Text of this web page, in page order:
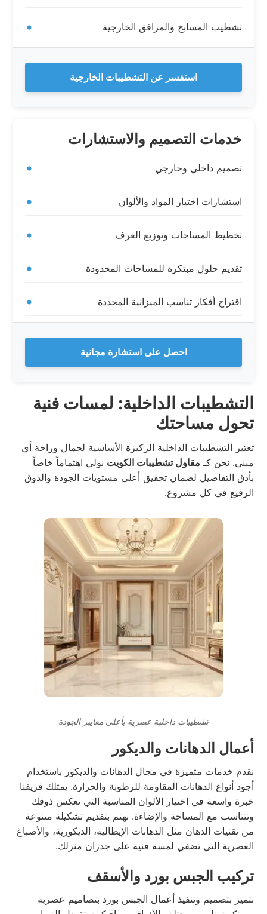
تشطيب المسابح والمرافق الخارجية
استفسر عن التشطيبات الخارجية
خدمات التصميم والاستشارات
تصميم داخلي وخارجي
استشارات اختيار المواد والألوان
تخطيط المساحات وتوزيع الغرف
تقديم حلول مبتكرة للمساحات المحدودة
اقتراح أفكار تناسب الميزانية المحددة
احصل على استشارة مجانية
التشطيبات الداخلية: لمسات فنية
تحول مساحتك
تعتبر التشطيبات الداخلية الركيزة الأساسية لجمال وراحة أي
مبنى. نحن كـ مقاول تشطيبات الكويت نولي اهتماماً خاصاً
بأدق التفاصيل لضمان تحقيق أعلى مستويات الجودة والذوق
الرفيع في كل مشروع.
تشطيبات داخلية عصرية بأعلى معايير الجودة
أعمال الدهانات والديكور
نقدم خدمات متميزة في مجال الدهانات والديكور باستخدام
أجود أنواع الدهانات المقاومة للرطوبة والحرارة. يمتلك فريقنا
خبرة واسعة في اختيار الألوان المناسبة التي تعكس ذوقك
وتتناسب مع المساحة والإضاءة. نهتم بتقديم تشكيلة متنوعة
من تقنيات الدهان مثل الدهانات الإيطالية، الديكورية، والأصباغ
العصرية التي تضفي لمسة فنية على جدران منزلك.
تركيب الجبس بورد والأسقف
نتميز بتصميم وتنفيذ أعمال الجبس بورد بتصاميم عصرية